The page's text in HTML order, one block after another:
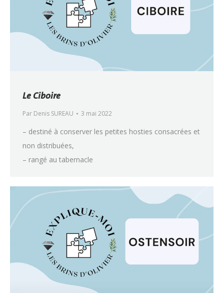
Le Ciboire
Par Denis SUREAU 3 mai 2022
– destiné à conserver les petites hosties consacrées et
non distribuées,
– rangé au tabernacle